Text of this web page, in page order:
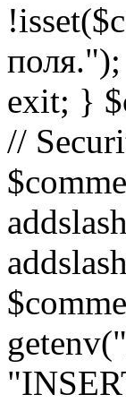
exit; }
//